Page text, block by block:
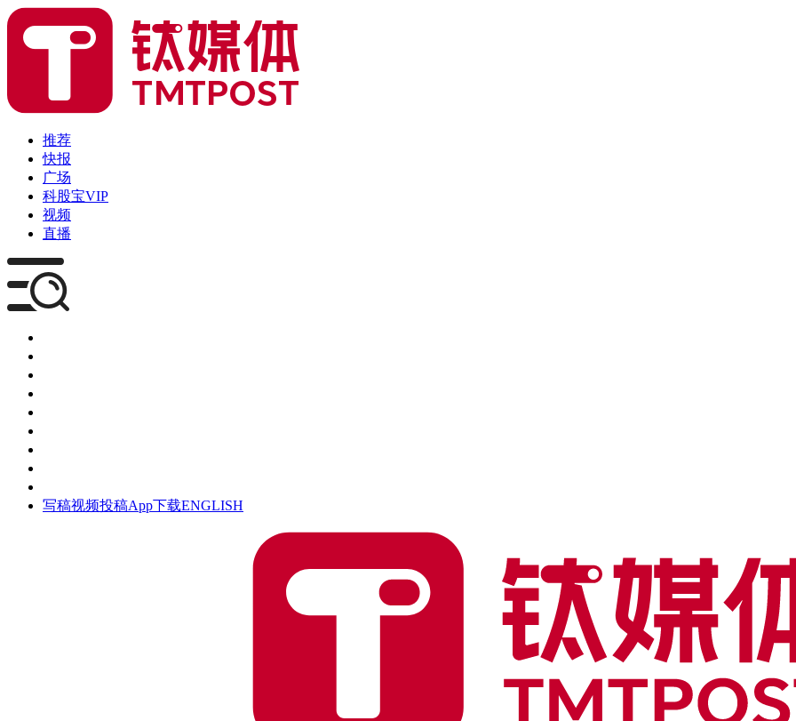
推荐
快报
广场
科股宝VIP
视频
直播
写稿视频投稿App下载ENGLISH